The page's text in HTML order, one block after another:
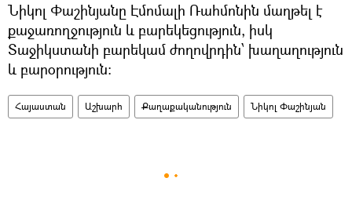
Նիկոլ Փաշինյանը Էմոմալի Ռահմոնին մաղթել է
քաջառողջություն և բարեկեցություն, իսկ
Տաջիկստանի բարեկամ ժողովրդին՝ խաղաղություն
և բարօրություն:
Հայաստան Աշխարհ Քաղաքականություն Նիկոլ Փաշինյան